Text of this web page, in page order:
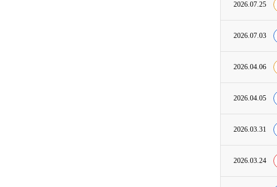
2026.07.25
2026.07.03
2026.04.06
2026.04.05
2026.03.31
2026.03.24